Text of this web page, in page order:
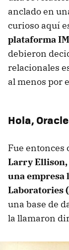
anclado en
curioso aquí
plataforma
debieron
relacionales
al menos por
Hola, Oracle
Fue entonces
Larry Ellison,
una empresa
Laboratories
una base de
la llamaron